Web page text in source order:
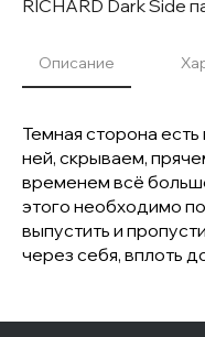
RICHARD Dark Side
Описание
Темная сторона
ней, скрываем,
временем всё
этого необходимо
выпустить и
через себя, вплоть